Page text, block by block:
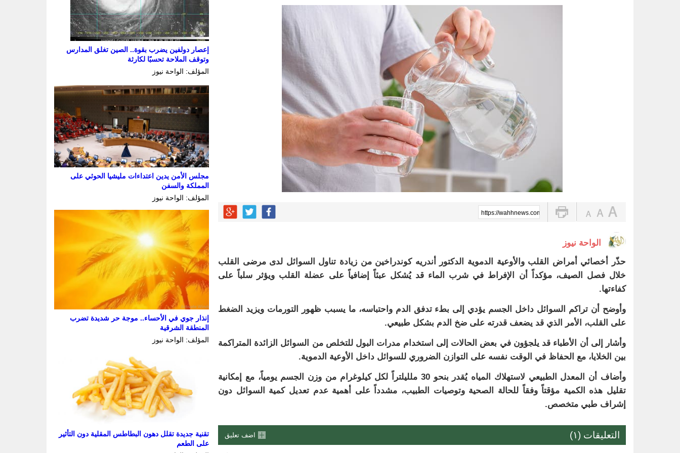
توقيع «اتفاقية مكة للدفاع المشترك» بين السعودية وتركيا وباكستان
القبض على مواطنين لترويجهما الشبو المخدر في الشرقية
المركز الإعلامي بنادي الفتح .. نموذج للإبداع والاحترافية بقيادة محمد الضيف
تحذير عاجل من «الغذاء والدواء» بشأن منتجات قهوة وشوكولاتة مضاف إليها الجينسنغ
الحرارة تصل لـ 50 مئوية.. الإنذار البرتقالي بموجة حارة على الأحساء وعدة مدن بالشرقية
تعليم الأحساء وجامعة الملك عبدالله يختتمان “كاوست الصيفي ” للذكاء الاصطناعي
https://wahhnews.com/?p=105281
الواحة نيوز
حذّر أخصائي أمراض القلب والأوعية الدموية الدكتور أندريه كوندراخين من زيادة تناول السوائل لدى مرضى القلب
خلال فصل الصيف، مؤكداً أن الإفراط في شرب الماء قد يُشكل عبئاً إضافياً على عضلة القلب ويؤثر سلباً على
كفاءتها.
وأوضح أن تراكم السوائل داخل الجسم يؤدي إلى بطء تدفق الدم واحتباسه، ما يسبب ظهور التورمات ويزيد الضغط
على القلب، الأمر الذي قد يضعف قدرته على ضخ الدم بشكل طبيعي.
وأشار إلى أن الأطباء قد يلجؤون في بعض الحالات إلى استخدام مدرات البول للتخلص من السوائل الزائدة المتراكمة
بين الخلايا، مع الحفاظ في الوقت نفسه على التوازن الضروري للسوائل داخل الأوعية الدموية.
وأضاف أن المعدل الطبيعي لاستهلاك المياه يُقدر بنحو 30 ملليلتراً لكل كيلوغرام من وزن الجسم يومياً، مع إمكانية
تقليل هذه الكمية مؤقتاً وفقاً للحالة الصحية وتوصيات الطبيب، مشدداً على أهمية عدم تعديل كمية السوائل دون
إشراف طبي متخصص.
التعليقات (١) اضف تعليق
إعصار دولفين يضرب بقوة.. الصين تغلق المدارس
وتوقف الملاحة تحسبًا لكارثة
المؤلف: الواحة نيوز
مجلس الأمن يدين اعتداءات مليشيا الحوثي على
المملكة والسفن
المؤلف: الواحة نيوز
إنذار جوي في الأحساء.. موجة حر شديدة تضرب
المنطقة الشرقية
المؤلف: الواحة نيوز
تقنية جديدة تقلل دهون البطاطس المقلية دون التأثير
على الطعم